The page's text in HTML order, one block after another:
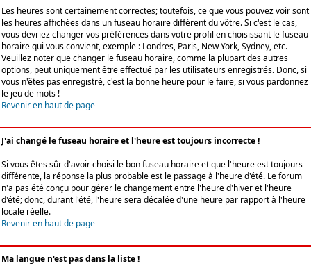
Les heures sont certainement correctes; toutefois, ce que vous pouvez voir sont
les heures affichées dans un fuseau horaire différent du vôtre. Si c'est le cas,
vous devriez changer vos préférences dans votre profil en choisissant le fuseau
horaire qui vous convient, exemple : Londres, Paris, New York, Sydney, etc.
Veuillez noter que changer le fuseau horaire, comme la plupart des autres
options, peut uniquement être effectué par les utilisateurs enregistrés. Donc, si
vous n'êtes pas enregistré, c'est la bonne heure pour le faire, si vous pardonnez
le jeu de mots !
Revenir en haut de page
J'ai changé le fuseau horaire et l'heure est toujours incorrecte !
Si vous êtes sûr d'avoir choisi le bon fuseau horaire et que l'heure est toujours
différente, la réponse la plus probable est le passage à l'heure d'été. Le forum
n'a pas été conçu pour gérer le changement entre l'heure d'hiver et l'heure
d'été; donc, durant l'été, l'heure sera décalée d'une heure par rapport à l'heure
locale réelle.
Revenir en haut de page
Ma langue n'est pas dans la liste !